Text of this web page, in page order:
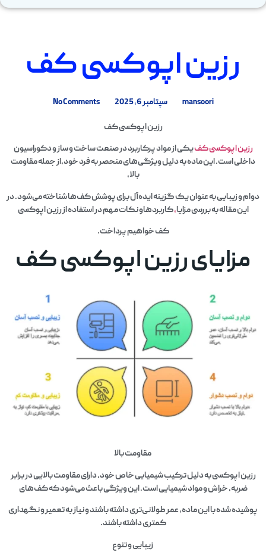
رزین اپوکسی کف
mansoori سپتامبر 6, 2025 No Comments
رزین اپوکسی کف
رزین اپوکسی کفیکی از مواد پرکاربرد در صنعت ساخت و ساز و دکوراسیون
داخلی است. این ماده به دلیل ویژگی‌های منحصر به فرد خود،از جمله مقاومت
بالا،
دوام و زیبایی به عنوان یک گزینه ایده‌آل برای پوشش کف‌ها شناخته می‌شود. در
این مقاله به بررسی مزایا،کاربردهاو نکات مهم در استفاده از رزین اپوکسی
کف خواهیم پرداخت.
مزایای رزین اپوکسی کف
مقاومت بالا
رزین اپوکسی به دلیل ترکیب شیمیایی خاص خود، دارای مقاومت بالایی در برابر
ضربه، خراش و مواد شیمیایی است. این ویژگی باعث می‌شود که کف‌های
پوشیده شده با این ماده، عمر طولانی‌تری داشته باشند و نیاز به تعمیر و نگهداری
کمتری داشته باشند.
زیبایی و تنوع